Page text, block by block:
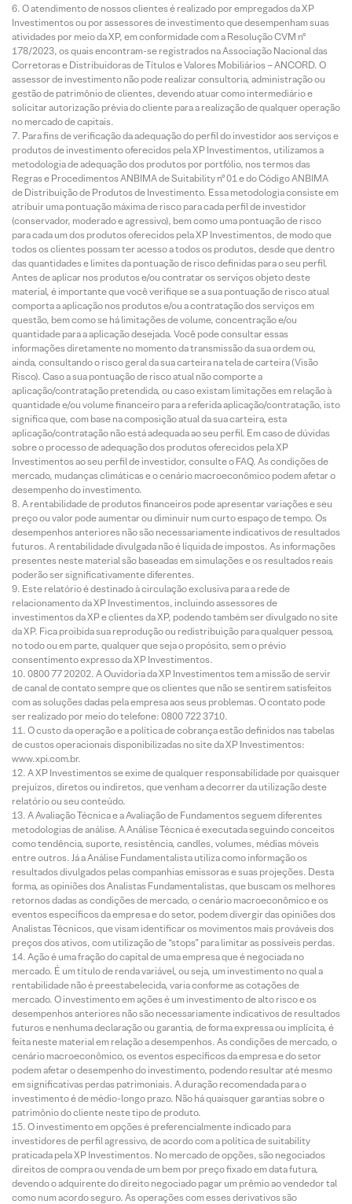
O atendimento de nossos clientes é realizado por empregados da XP
Investimentos ou por assessores de investimento que desempenham suas
atividades por meio da XP, em conformidade com a Resolução CVM nº
178/2023, os quais encontram-se registrados na Associação Nacional das
Corretoras e Distribuidoras de Títulos e Valores Mobiliários – ANCORD. O
assessor de investimento não pode realizar consultoria, administração ou
gestão de patrimônio de clientes, devendo atuar como intermediário e
solicitar autorização prévia do cliente para a realização de qualquer operação
no mercado de capitais.
Para fins de verificação da adequação do perfil do investidor aos serviços e
produtos de investimento oferecidos pela XP Investimentos, utilizamos a
metodologia de adequação dos produtos por portfólio, nos termos das
Regras e Procedimentos ANBIMA de Suitability nº 01 e do Código ANBIMA
de Distribuição de Produtos de Investimento. Essa metodologia consiste em
atribuir uma pontuação máxima de risco para cada perfil de investidor
(conservador, moderado e agressivo), bem como uma pontuação de risco
para cada um dos produtos oferecidos pela XP Investimentos, de modo que
todos os clientes possam ter acesso a todos os produtos, desde que dentro
das quantidades e limites da pontuação de risco definidas para o seu perfil.
Antes de aplicar nos produtos e/ou contratar os serviços objeto deste
material, é importante que você verifique se a sua pontuação de risco atual
comporta a aplicação nos produtos e/ou a contratação dos serviços em
questão, bem como se há limitações de volume, concentração e/ou
quantidade para a aplicação desejada. Você pode consultar essas
informações diretamente no momento da transmissão da sua ordem ou,
ainda, consultando o risco geral da sua carteira na tela de carteira (Visão
Risco). Caso a sua pontuação de risco atual não comporte a
aplicação/contratação pretendida, ou caso existam limitações em relação à
quantidade e/ou volume financeiro para a referida aplicação/contratação, isto
significa que, com base na composição atual da sua carteira, esta
aplicação/contratação não está adequada ao seu perfil. Em caso de dúvidas
sobre o processo de adequação dos produtos oferecidos pela XP
Investimentos ao seu perfil de investidor, consulte o FAQ. As condições de
mercado, mudanças climáticas e o cenário macroeconômico podem afetar o
desempenho do investimento.
A rentabilidade de produtos financeiros pode apresentar variações e seu
preço ou valor pode aumentar ou diminuir num curto espaço de tempo. Os
desempenhos anteriores não são necessariamente indicativos de resultados
futuros. A rentabilidade divulgada não é líquida de impostos. As informações
presentes neste material são baseadas em simulações e os resultados reais
poderão ser significativamente diferentes.
Este relatório é destinado à circulação exclusiva para a rede de
relacionamento da XP Investimentos, incluindo assessores de
investimentos da XP e clientes da XP, podendo também ser divulgado no site
da XP. Fica proibida sua reprodução ou redistribuição para qualquer pessoa,
no todo ou em parte, qualquer que seja o propósito, sem o prévio
consentimento expresso da XP Investimentos.
0800 77 20202. A Ouvidoria da XP Investimentos tem a missão de servir
de canal de contato sempre que os clientes que não se sentirem satisfeitos
com as soluções dadas pela empresa aos seus problemas. O contato pode
ser realizado por meio do telefone: 0800 722 3710.
O custo da operação e a política de cobrança estão definidos nas tabelas
de custos operacionais disponibilizadas no site da XP Investimentos:
www.xpi.com.br.
A XP Investimentos se exime de qualquer responsabilidade por quaisquer
prejuízos, diretos ou indiretos, que venham a decorrer da utilização deste
relatório ou seu conteúdo.
A Avaliação Técnica e a Avaliação de Fundamentos seguem diferentes
metodologias de análise. A Análise Técnica é executada seguindo conceitos
como tendência, suporte, resistência, candles, volumes, médias móveis
entre outros. Já a Análise Fundamentalista utiliza como informação os
resultados divulgados pelas companhias emissoras e suas projeções. Desta
forma, as opiniões dos Analistas Fundamentalistas, que buscam os melhores
retornos dadas as condições de mercado, o cenário macroeconômico e os
eventos específicos da empresa e do setor, podem divergir das opiniões dos
Analistas Técnicos, que visam identificar os movimentos mais prováveis dos
preços dos ativos, com utilização de “stops” para limitar as possíveis perdas.
Ação é uma fração do capital de uma empresa que é negociada no
mercado. É um título de renda variável, ou seja, um investimento no qual a
rentabilidade não é preestabelecida, varia conforme as cotações de
mercado. O investimento em ações é um investimento de alto risco e os
desempenhos anteriores não são necessariamente indicativos de resultados
futuros e nenhuma declaração ou garantia, de forma expressa ou implícita, é
feita neste material em relação a desempenhos. As condições de mercado, o
cenário macroeconômico, os eventos específicos da empresa e do setor
podem afetar o desempenho do investimento, podendo resultar até mesmo
em significativas perdas patrimoniais. A duração recomendada para o
investimento é de médio-longo prazo. Não há quaisquer garantias sobre o
patrimônio do cliente neste tipo de produto.
O investimento em opções é preferencialmente indicado para
investidores de perfil agressivo, de acordo com a política de suitability
praticada pela XP Investimentos. No mercado de opções, são negociados
direitos de compra ou venda de um bem por preço fixado em data futura,
devendo o adquirente do direito negociado pagar um prêmio ao vendedor tal
como num acordo seguro. As operações com esses derivativos são